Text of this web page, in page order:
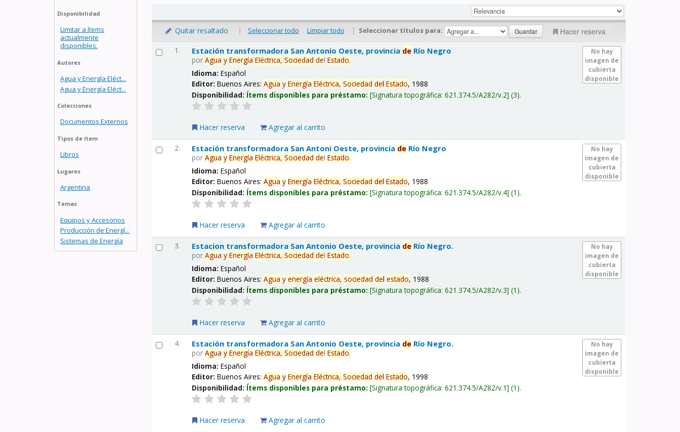
Disponibilidad
Limitar a ítems
actualmente
disponibles.
Autores
Agua y Energía Eléct...
Agua y Energía Eléct...
Colecciones
Documentos Externos
Tipos de ítem
Libros
Lugares
Argentina
Temas
Equipos y Accesorios
Producción de Energí...
Sistemas de Energía
Quitar resaltado | Seleccionar todo Limpiar todo | Seleccionar títulos para: Hacer reserva
1.
No hay
imagen de
cubierta
disponible
Estación transformadora San Antonio Oeste, provincia de Río Negro
porAgua y Energía Eléctrica, Sociedad delEstado.
Idioma:Español
Editor:Buenos Aires:Agua y Energía Eléctrica, Sociedad delEstado, 1988
Disponibilidad: Ítems disponibles para préstamo: Signatura topográfica:621.374.5/A282/v.2 (3).
Hacer reserva Agregar al carrito
2.
No hay
imagen de
cubierta
disponible
Estación transformadora San Antoni Oeste, provincia de Río Negro
porAgua y Energía Eléctrica, Sociedad delEstado.
Idioma:Español
Editor:Buenos Aires:Agua y Energía Eléctrica, Sociedad delEstado, 1988
Disponibilidad: Ítems disponibles para préstamo: Signatura topográfica:621.374.5/A282/v.4 (1).
Hacer reserva Agregar al carrito
3.
No hay
imagen de
cubierta
disponible
Estacion transformadora San Antonio Oeste, provincia de Río Negro.
porAgua y Energía Eléctrica, Sociedad delEstado.
Idioma:Español
Editor:Buenos Aires:Agua y energía eléctrica, sociedad delestado, 1988
Disponibilidad: Ítems disponibles para préstamo: Signatura topográfica:621.374.5/A282/v.3 (1).
Hacer reserva Agregar al carrito
4.
No hay
imagen de
cubierta
disponible
Estación transformadora San Antonio Oeste, provincia de Río Negro.
porAgua y Energía Eléctrica, Sociedad delEstado.
Idioma:Español
Editor:Buenos Aires:Agua y Energía Eléctrica, Sociedad delEstado, 1998
Disponibilidad: Ítems disponibles para préstamo: Signatura topográfica:621.374.5/A282/v.1 (1).
Hacer reserva Agregar al carrito